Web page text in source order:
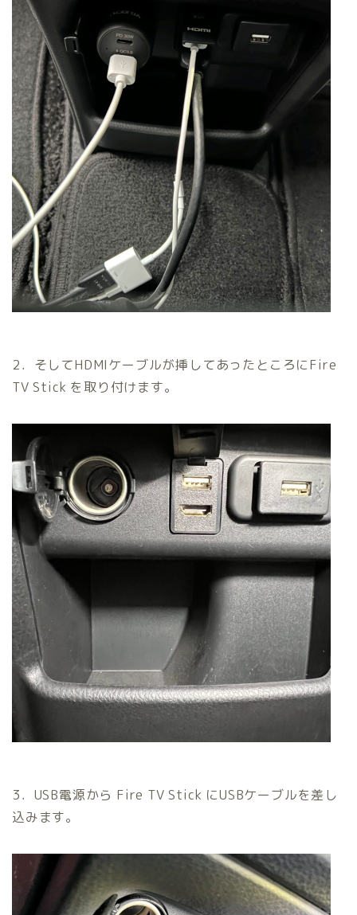
2．そしてHDMIケーブルが挿してあったところにFire
TV Stick を取り付けます。
3．USB電源から Fire TV Stick にUSBケーブルを差し
込みます。